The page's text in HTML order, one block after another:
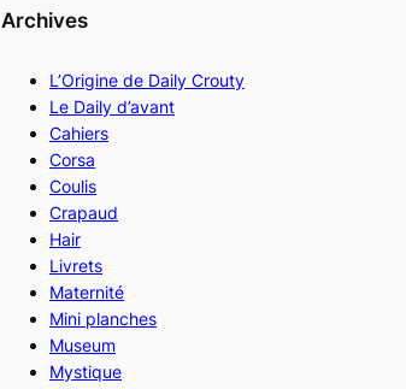
Archives
L’Origine de Daily Crouty
Le Daily d’avant
Cahiers
Corsa
Coulis
Crapaud
Hair
Livrets
Maternité
Mini planches
Museum
Mystique